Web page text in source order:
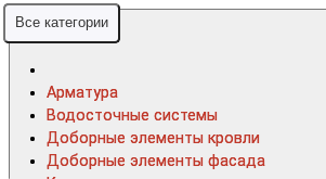
Все категории
Арматура
Водосточные системы
Доборные элементы кровли
Доборные элементы фасада
Все категории
Арматура
Водосточные системы
Доборные элементы кровли
Доборные элементы фасада